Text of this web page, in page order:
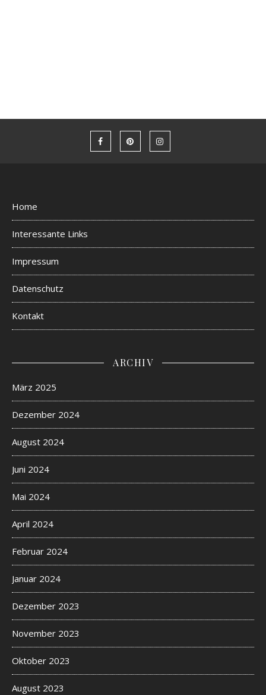
Home
Interessante Links
Impressum
Datenschutz
Kontakt
ARCHIV
März 2025
Dezember 2024
August 2024
Juni 2024
Mai 2024
April 2024
Februar 2024
Januar 2024
Dezember 2023
November 2023
Oktober 2023
August 2023